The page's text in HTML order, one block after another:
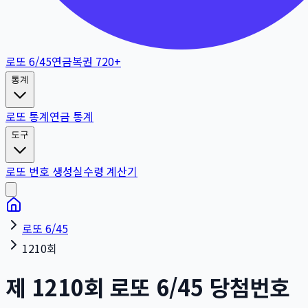
로또 6/45연금복권 720+
통계
로또 통계연금 통계
도구
로또 번호 생성실수령 계산기
로또 6/45
1210회
제 1210회 로또 6/45 당첨번호